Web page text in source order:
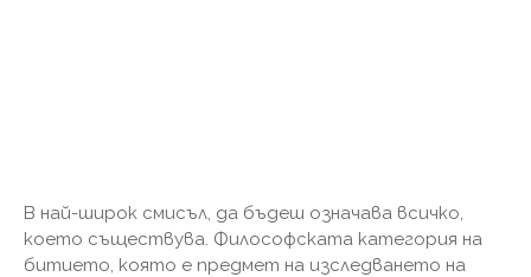
В най-широк смисъл, да бъдеш означава всичко,
което съществува. Философската категория на
битието, която е предмет на изследването на